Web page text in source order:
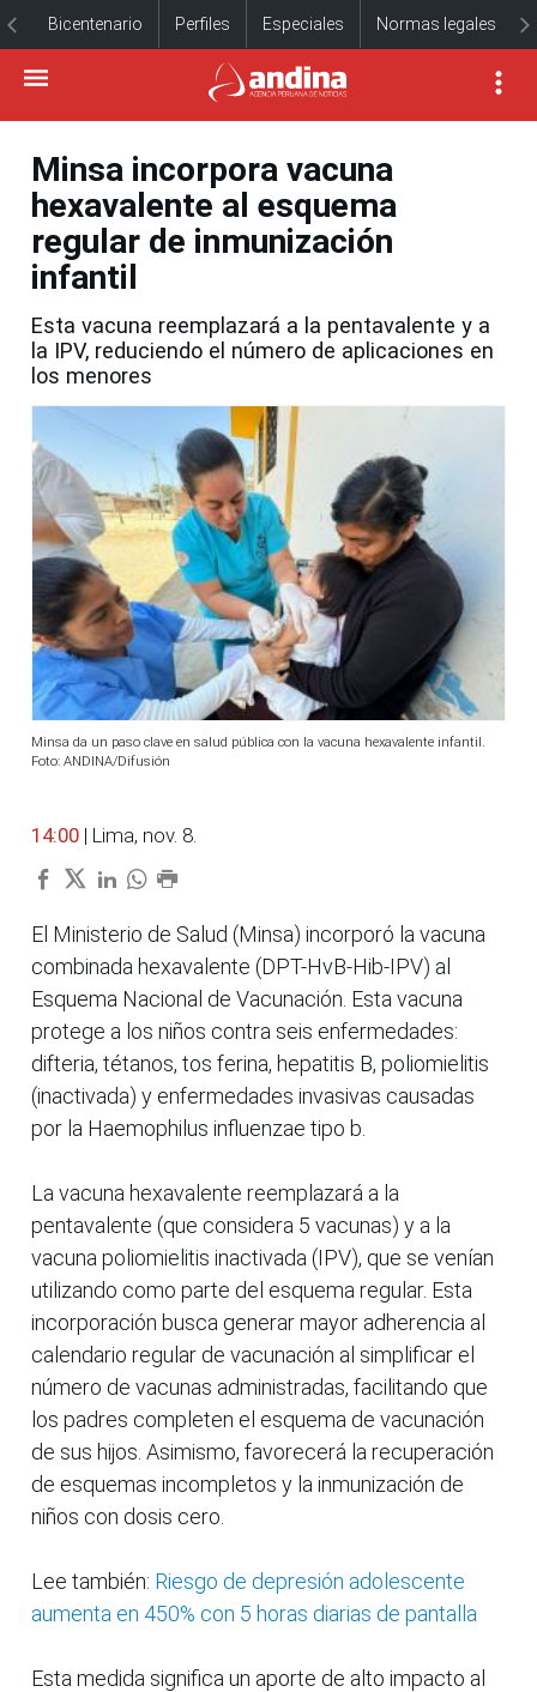
Bicentenario Perfiles Especiales Normas legales
Minsa incorpora vacuna
hexavalente al esquema
regular de inmunización
infantil
Esta vacuna reemplazará a la pentavalente y a
la IPV, reduciendo el número de aplicaciones en
los menores
Minsa da un paso clave en salud pública con la vacuna hexavalente infantil.
Foto: ANDINA/Difusión
14:00 | Lima, nov. 8.
El Ministerio de Salud (Minsa) incorporó la vacuna
combinada hexavalente (DPT-HvB-Hib-IPV) al
Esquema Nacional de Vacunación. Esta vacuna
protege a los niños contra seis enfermedades:
difteria, tétanos, tos ferina, hepatitis B, poliomielitis
(inactivada) y enfermedades invasivas causadas
por la Haemophilus influenzae tipo b.
La vacuna hexavalente reemplazará a la
pentavalente (que considera 5 vacunas) y a la
vacuna poliomielitis inactivada (IPV), que se venían
utilizando como parte del esquema regular. Esta
incorporación busca generar mayor adherencia al
calendario regular de vacunación al simplificar el
número de vacunas administradas, facilitando que
los padres completen el esquema de vacunación
de sus hijos. Asimismo, favorecerá la recuperación
de esquemas incompletos y la inmunización de
niños con dosis cero.
Lee también: Riesgo de depresión adolescente
aumenta en 450% con 5 horas diarias de pantalla
Esta medida significa un aporte de alto impacto al